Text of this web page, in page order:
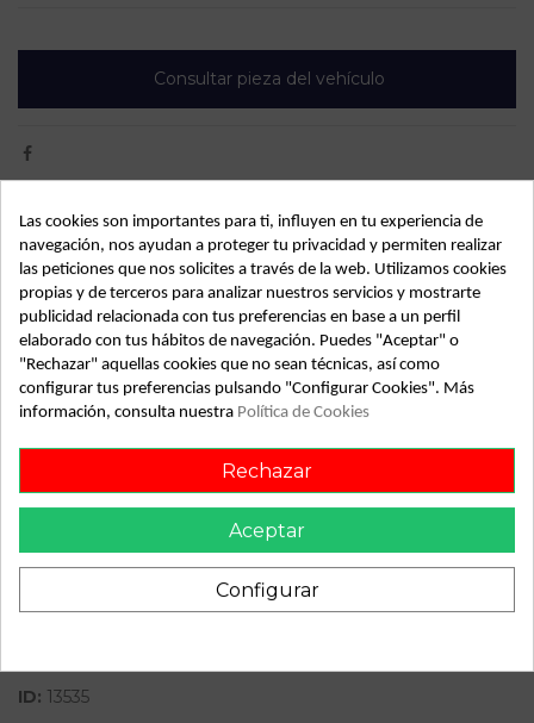
Consultar pieza del vehículo
Detalles de producto
Año fabricación
2005
Código motor
WJY
Bastidor
VF7GJWJYB93226506
Color
Gris
* | 0.02 - ...
Tipo vehículo
Furgoneta
49349
ID: 13535
Las cookies son importantes para ti, influyen en tu experiencia de
navegación, nos ayudan a proteger tu privacidad y permiten realizar
las peticiones que nos solicites a través de la web. Utilizamos cookies
propias y de terceros para analizar nuestros servicios y mostrarte
publicidad relacionada con tus preferencias en base a un perfil
elaborado con tus hábitos de navegación. Puedes "Aceptar" o
"Rechazar" aquellas cookies que no sean técnicas, así como
configurar tus preferencias pulsando "Configurar Cookies". Más
información, consulta nuestra Política de Cookies
Rechazar
Aceptar
Configurar